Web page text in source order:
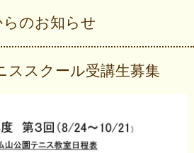
のお知らせ
スクール受講生募集